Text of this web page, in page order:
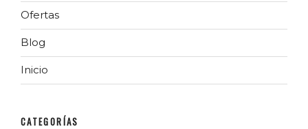
Ofertas
Blog
Inicio
CATEGORÍAS